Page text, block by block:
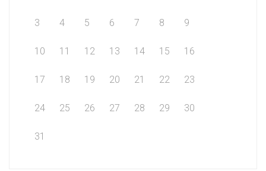
3 4 5 6 7 8 9
10 11 12 13 14 15 16
17 18 19 20 21 22 23
24 25 26 27 28 29 30
31